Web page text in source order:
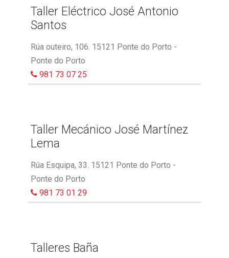
Taller Eléctrico José Antonio
Santos
Rúa outeiro, 106. 15121 Ponte do Porto -
Ponte do Porto
981 73 07 25
Taller Mecánico José Martínez
Lema
Rúa Esquipa, 33. 15121 Ponte do Porto -
Ponte do Porto
981 73 01 29
Talleres Baña